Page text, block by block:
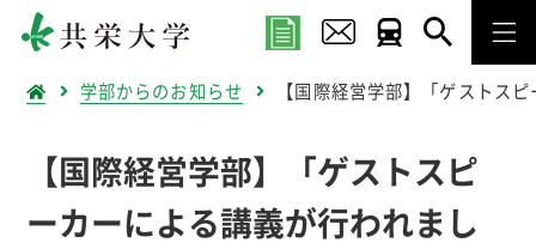
学部からのお知らせ 【国際経営学部】「ゲストス
【国際経営学部】「ゲストスピ
ーカーによる講義が行われまし